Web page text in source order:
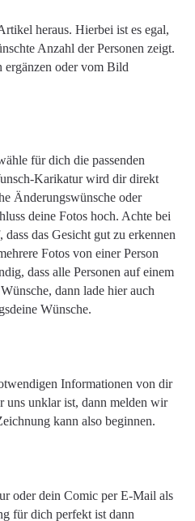
heraus. Hierbei ist es egal,
Anzahl der Personen zeigt.
ergänzen oder vom Bild
für dich die passenden
Karikatur wird dir direkt
Änderungswünsche oder
deine Fotos hoch. Achte bei
das Gesicht gut zu erkennen
Fotos von einer Person
dass alle Personen auf einem
dann lade hier auch
Wünsche.
Informationen von dir
uns unklar ist, dann melden wir
kann also beginnen.
oder dein Comic per E-Mail als
für dich perfekt ist dann